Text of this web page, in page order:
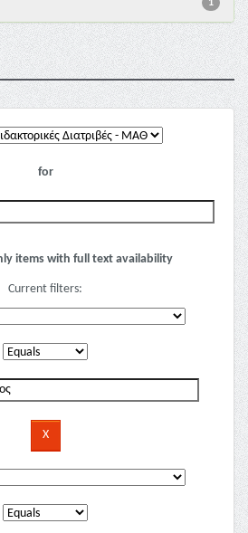
1
for
items with full text availability
Current filters: